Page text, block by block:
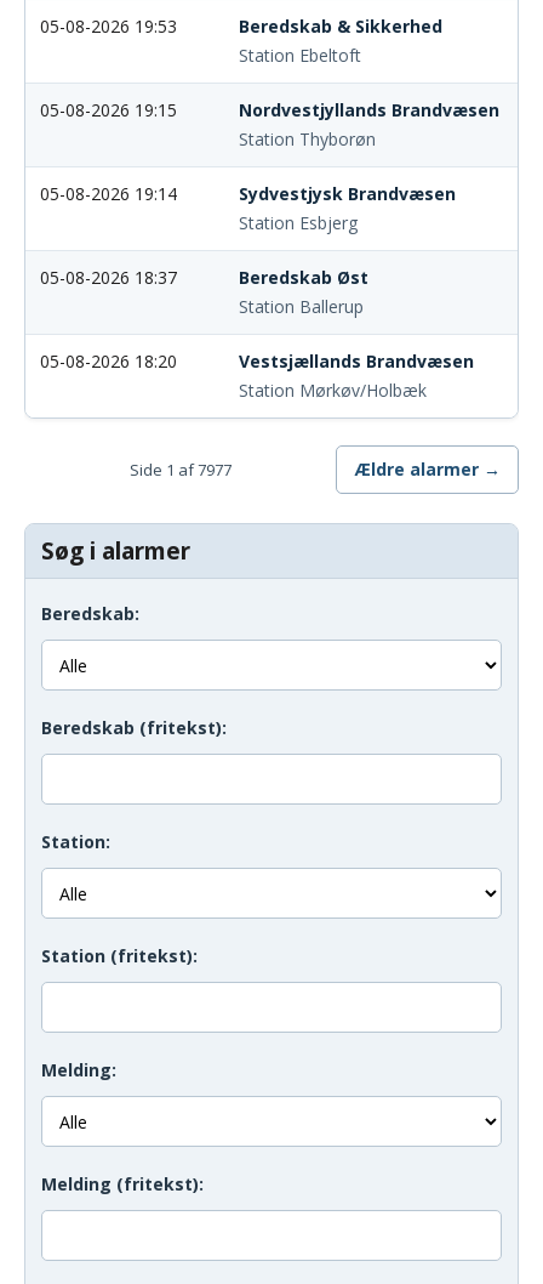
05-08-2026 19:53
Beredskab & Sikkerhed
Station Ebeltoft
05-08-2026 19:15
Nordvestjyllands Brandvæsen
Station Thyborøn
05-08-2026 19:14
Sydvestjysk Brandvæsen
Station Esbjerg
05-08-2026 18:37
Beredskab Øst
Station Ballerup
05-08-2026 18:20
Vestsjællands Brandvæsen
Station Mørkøv/Holbæk
Side 1 af 7977 Ældre alarmer →
Søg i alarmer
Beredskab:
Beredskab (fritekst):
Station:
Station (fritekst):
Melding:
Melding (fritekst):